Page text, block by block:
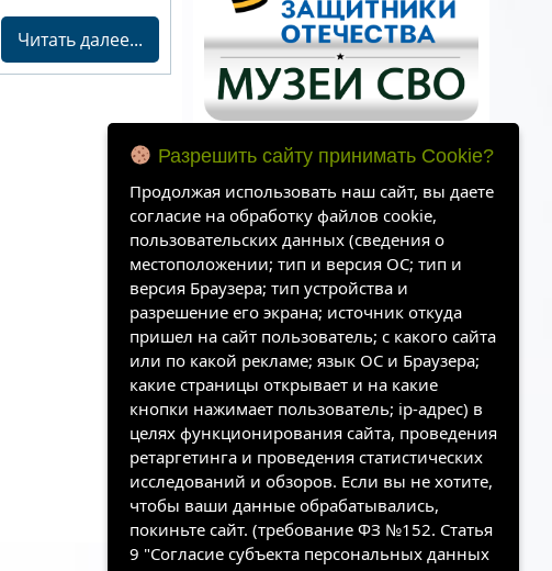
Читать далее...
Архивы
Разрешить сайту принимать Cookie?
Продолжая использовать наш сайт, вы даете
согласие на обработку файлов cookie,
пользовательских данных (сведения о
местоположении; тип и версия ОС; тип и
версия Браузера; тип устройства и
разрешение его экрана; источник откуда
пришел на сайт пользователь; с какого сайта
или по какой рекламе; язык ОС и Браузера;
какие страницы открывает и на какие
кнопки нажимает пользователь; ip-адрес) в
целях функционирования сайта, проведения
ретаргетинга и проведения статистических
исследований и обзоров. Если вы не хотите,
чтобы ваши данные обрабатывались,
покиньте сайт. (требование ФЗ №152. Статья
9 "Согласие субъекта персональных данных